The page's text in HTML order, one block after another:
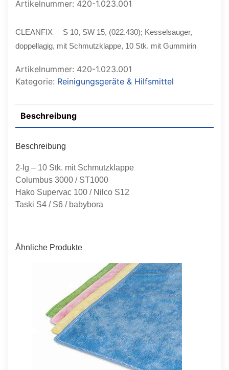
Artikelnummer: 420-1.023.001
CLEANFIX S 10, SW 15, (022.430); Kesselsauger,
doppellagig, mit Schmutzklappe, 10 Stk. mit Gummirin
Artikelnummer: 420-1.023.001
Kategorie: Reinigungsgeräte & Hilfsmittel
Beschreibung
Beschreibung
2-lg – 10 Stk. mit Schmutzklappe
Columbus 3000 / ST1000
Hako Supervac 100 / Nilco S12
Taski S4 / S6 / babybora
Ähnliche Produkte